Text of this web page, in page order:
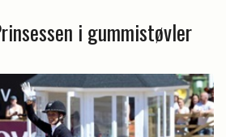
i gummistøvler